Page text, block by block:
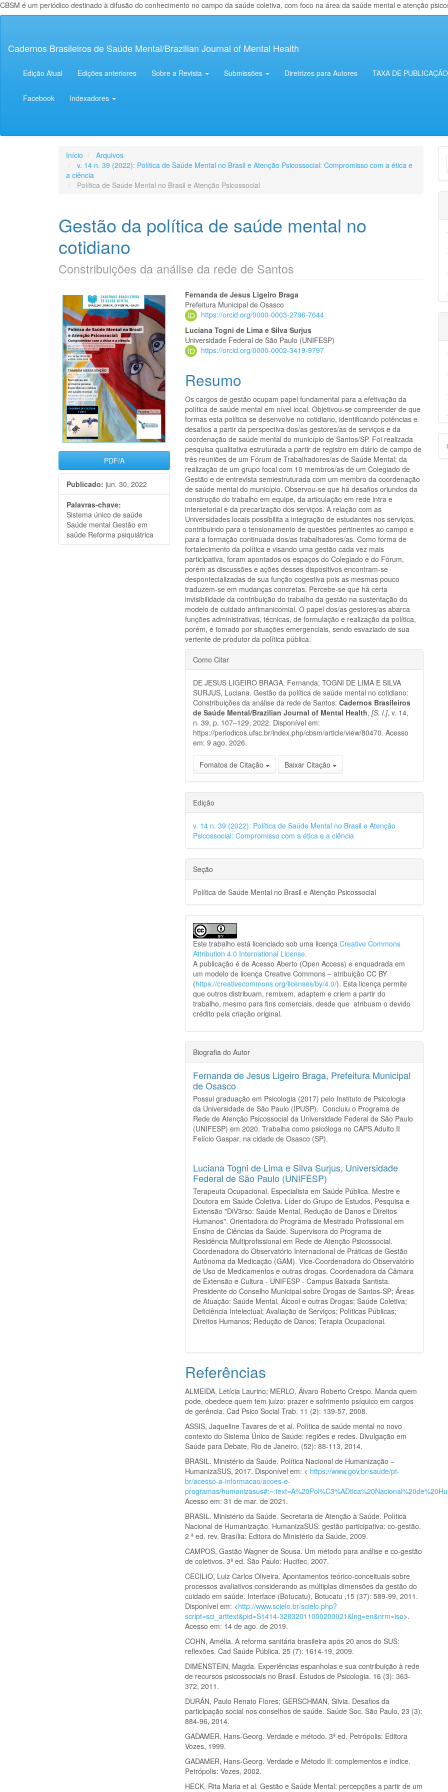
CBSM é um periódico destinado à difusão do conhecimento no campo da saúde coletiva, com foco na área da saúde mental e atenção
principal
Lateral
Cadernos Brasileiros de Saúde Mental/Brazilian Journal of Mental Health
Edição Atual Edições anteriores Sobre a Revista Submissões Diretrizes para Autores TAXA DE PUBLICAÇÃO
Facebook Indexadores
Início
Arquivos
v. 14 n. 39 (2022): Política de Saúde Mental no Brasil e Atenção Psicossocial: Compromisso com a ética e
a ciência
Política de Saúde Mental no Brasil e Atenção Psicossocial
Gestão da política de saúde mental no
cotidiano
Constribuições da análise da rede de Santos
Barra
lateral
de
artigos
PDF/A
Publicado: jun. 30, 2022
Palavras-chave:
Sistema único de saúde
Saúde mental Gestão em
saúde Reforma psiquiátrica
Conteúdo
do
artigo
principal
Fernanda de Jesus Ligeiro Braga
Prefeitura Municipal de Osasco
https://orcid.org/0000-0003-2796-7644
Luciana Togni de Lima e Silva Surjus
Universidade Federal de São Paulo (UNIFESP)
https://orcid.org/0000-0002-3419-9797
Resumo
Os cargos de gestão ocupam papel fundamental para a efetivação da
política de saúde mental em nível local. Objetivou-se compreender de que
formas esta política se desenvolve no cotidiano, identificando potências e
desafios a partir da perspectiva dos/as gestores/as de serviços e da
coordenação de saúde mental do município de Santos/SP. Foi realizada
pesquisa qualitativa estruturada a partir de registro em diário de campo de
três reuniões de um Fórum de Trabalhadores/as de Saúde Mental; da
realização de um grupo focal com 10 membros/as de um Colegiado de
Gestão e de entrevista semiestruturada com um membro da coordenação
de saúde mental do município. Observou-se que há desafios oriundos da
construção do trabalho em equipe, da articulação em rede intra e
intersetorial e da precarização dos serviços. A relação com as
Universidades locais possibilita a integração de estudantes nos serviços,
contribuindo para o tensionamento de questões pertinentes ao campo e
para a formação continuada dos/as trabalhadores/as. Como forma de
fortalecimento da política e visando uma gestão cada vez mais
participativa, foram apontados os espaços do Colegiado e do Fórum,
porém as discussões e ações desses dispositivos encontram-se
despontecializadas de sua função cogestiva pois as mesmas pouco
traduzem-se em mudanças concretas. Percebe-se que há certa
invisibilidade da contribuição do trabalho da gestão na sustentação do
modelo de cuidado antimanicomial. O papel dos/as gestores/as abarca
funções administrativas, técnicas, de formulação e realização da política,
porém, é tomado por situações emergenciais, sendo esvaziado de sua
vertente de produtor da política pública.
Detalhes
do
artigo
Como Citar
DE JESUS LIGEIRO BRAGA, Fernanda; TOGNI DE LIMA E SILVA
SURJUS, Luciana. Gestão da política de saúde mental no cotidiano:
Constribuições da análise da rede de Santos.Cadernos Brasileiros
de Saúde Mental/Brazilian Journal of Mental Health,[S. l.], v. 14,
n. 39, p. 107–129, 2022. Disponível em:
https://periodicos.ufsc.br/index.php/cbsm/article/view/80470. Acesso
em: 9 ago. 2026.
Fomatos de Citação Baixar Citação
Edição
v. 14 n. 39 (2022): Política de Saúde Mental no Brasil e Atenção
Psicossocial: Compromisso com a ética e a ciência
Seção
Política de Saúde Mental no Brasil e Atenção Psicossocial
Este trabalho está licenciado sob uma licençaCreative Commons
Attribution 4.0 International License.
A publicação é de Acesso Aberto (Open Access) e enquadrada em
um modelo de licença Creative Commons – atribuição CC BY
(https://creativecommons.org/licenses/by/4.0/). Esta licença permite
que outros distribuam, remixem, adaptem e criem a partir do
trabalho, mesmo para fins comerciais, desde que atribuam o devido
crédito pela criação original.
Biografia do Autor
Fernanda de Jesus Ligeiro Braga, Prefeitura Municipal
de Osasco
Possui graduação em Psicologia (2017) pelo Instituto de Psicologia
da Universidade de São Paulo (IPUSP). Concluiu o Programa de
Rede de Atenção Psicossocial da Universidade Federal de São Paulo
(UNIFESP) em 2020. Trabalha como psicóloga no CAPS Adulto II
Felício Gaspar, na cidade de Osasco (SP).
Luciana Togni de Lima e Silva Surjus, Universidade
Federal de São Paulo (UNIFESP)
Terapeuta Ocupacional. Especialista em Saúde Pública. Mestre e
Doutora em Saúde Coletiva. Líder do Grupo de Estudos, Pesquisa e
Extensão "DiV3rso: Saúde Mental, Redução de Danos e Direitos
Humanos". Orientadora do Programa de Mestrado Profissional em
Ensino de Ciências da Saúde. Supervisora do Programa de
Residência Multiprofissional em Rede de Atenção Psicossocial.
Coordenadora do Observatório Internacional de Práticas de Gestão
Autônoma da Medicação (GAM). Vice-Coordenadora do Observatório
de Uso de Medicamentos e outras drogas. Coordenadora da Câmara
de Extensão e Cultura - UNIFESP - Campus Baixada Santista.
Presidente do Conselho Municipal sobre Drogas de Santos-SP; Áreas
de Atuação: Saúde Mental, Álcool e outras Drogas; Saúde Coletiva;
Deficiência Intelectual; Avaliação de Serviços; Políticas Públicas;
Direitos Humanos; Redução de Danos; Terapia Ocupacional.
Referências
ALMEIDA, Letícia Laurino; MERLO, Álvaro Roberto Crespo. Manda quem
pode, obedece quem tem juízo: prazer e sofrimento psíquico em cargos
de gerência. Cad Psico Social Trab. 11 (2): 139-57, 2008.
ASSIS, Jaqueline Tavares de et al. Política de saúde mental no novo
contexto do Sistema Único de Saúde: regiões e redes. Divulgação em
Saúde para Debate, Rio de Janeiro, (52): 88-113, 2014.
BRASIL. Ministério da Saúde. Política Nacional de Humanização –
HumanizaSUS, 2017. Disponível em: < https://www.gov.br/saude/pt-
br/acesso-a-informacao/acoes-e-
programas/
Acesso em: 31 de mar. de 2021.
BRASIL. Ministério da Saúde. Secretaria de Atenção à Saúde. Política
Nacional de Humanização. HumanizaSUS: gestão participativa: co-gestão.
2 ª ed. rev. Brasília: Editora do Ministério da Saúde, 2009.
CAMPOS, Gastão Wagner de Sousa. Um método para análise e co-gestão
de coletivos. 3ª ed. São Paulo: Hucitec, 2007.
CECILIO, Luiz Carlos Oliveira. Apontamentos teórico-conceituais sobre
processos avaliativos considerando as múltiplas dimensões da gestão do
cuidado em saúde. Interface (Botucatu), Botucatu ,15 (37): 589-99, 2011.
Disponível em: <http://www.scielo.br/scielo.php?
script=sci_arttext&pid=S1414-32832011000200021&lng=en&nrm=iso>.
Acesso em: 14 de ago. de 2019.
COHN, Amélia. A reforma sanitária brasileira após 20 anos do SUS:
reflexões. Cad Saúde Pública. 25 (7): 1614-19, 2009.
DIMENSTEIN, Magda. Experiências espanholas e sua contribuição à rede
de recursos psicossociais no Brasil. Estudos de Psicologia. 16 (3): 363-
372, 2011.
DURÁN, Paulo Renato Flores; GERSCHMAN, Silvia. Desafios da
participação social nos conselhos de saúde. Saúde Soc. São Paulo, 23 (3):
884-96, 2014.
GADAMER, Hans-Georg. Verdade e método. 3ª ed. Petrópolis: Editora
Vozes, 1999.
GADAMER, Hans-Georg. Verdade e Método II: complementos e índice.
Petrópolis: Vozes, 2002.
HECK, Rita Maria et al. Gestão e Saúde Mental: percepções a partir de um